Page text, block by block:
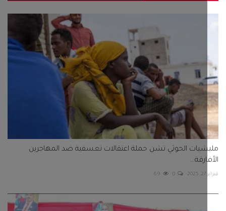
الحوثي تشن حملة اعتقالات تعسفية ضد المهاجرين
0
69